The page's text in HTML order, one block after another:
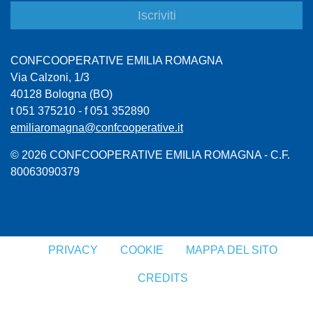
CONFCOOPERATIVE EMILIA ROMAGNA
Via Calzoni, 1/3
40128 Bologna (BO)
t 051 375210 - f 051 352890
emiliaromagna@confcooperative.it
© 2026 CONFCOOPERATIVE EMILIA ROMAGNA - C.F.
80063090379
PRIVACY COOKIE MAPPA DEL SITO
CREDITS